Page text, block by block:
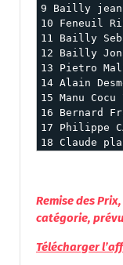
9 Bailly
10 Feneuil
11 Bailly
12 Bailly
13 Pietro
14 Alain
15 Manu Cocu
16 Bernard
17 Philippe
18 Claude
Remise des
catégorie,
Télécharger